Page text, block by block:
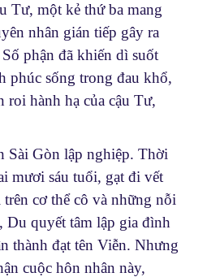
Tư, một kẻ thứ ba mang
nhân gián tiếp gây ra
phận đã khiến dì suốt
phúc sống trong đau khổ,
hành hạ của cậu Tư,
Sài Gòn lập nghiệp. Thời
mươi sáu tuổi, gạt đi vết
cơ thể cô và những nỗi
Du quyết tâm lập gia đình
thành đạt tên Viễn. Nhưng
cuộc hôn nhân này,